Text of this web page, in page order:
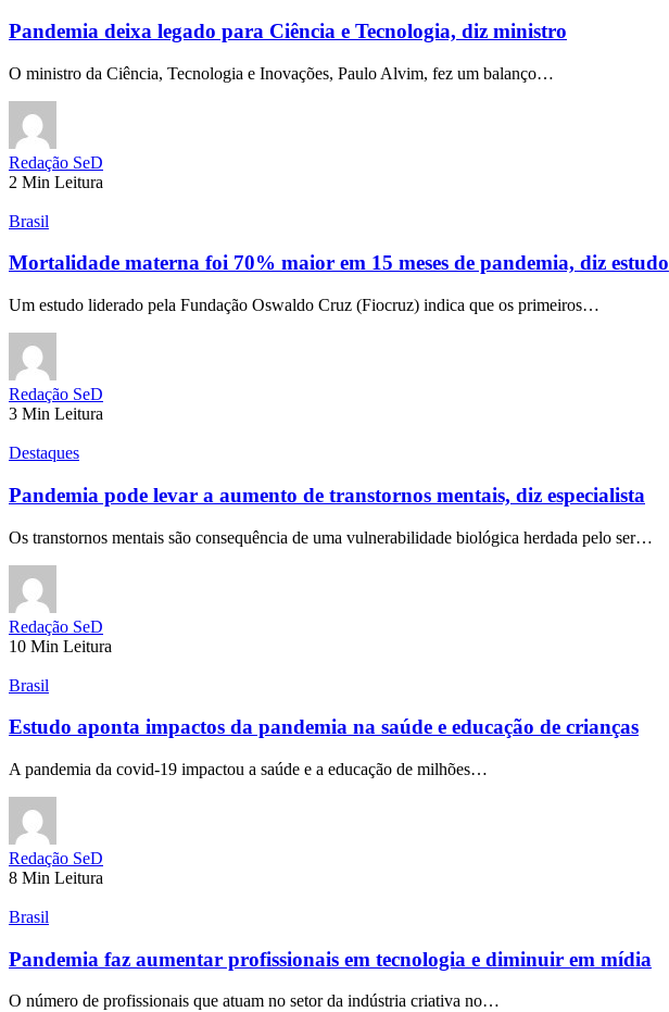
Pandemia deixa legado para Ciência e Tecnologia, diz ministro
O ministro da Ciência, Tecnologia e Inovações, Paulo Alvim, fez um balanço…
Redação SeD
2 Min Leitura
Brasil
Mortalidade materna foi 70% maior em 15 meses de pandemia, diz estudo
Um estudo liderado pela Fundação Oswaldo Cruz (Fiocruz) indica que os primeiros…
Redação SeD
3 Min Leitura
Destaques
Pandemia pode levar a aumento de transtornos mentais, diz especialista
Os transtornos mentais são consequência de uma vulnerabilidade biológica herdada pelo ser…
Redação SeD
10 Min Leitura
Brasil
Estudo aponta impactos da pandemia na saúde e educação de crianças
A pandemia da covid-19 impactou a saúde e a educação de milhões…
Redação SeD
8 Min Leitura
Brasil
Pandemia faz aumentar profissionais em tecnologia e diminuir em mídia
O número de profissionais que atuam no setor da indústria criativa no…